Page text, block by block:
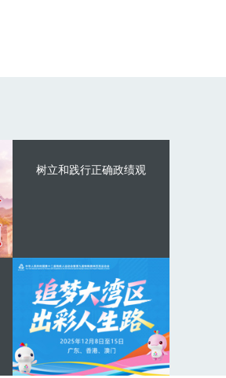
树立和践行正确政绩观